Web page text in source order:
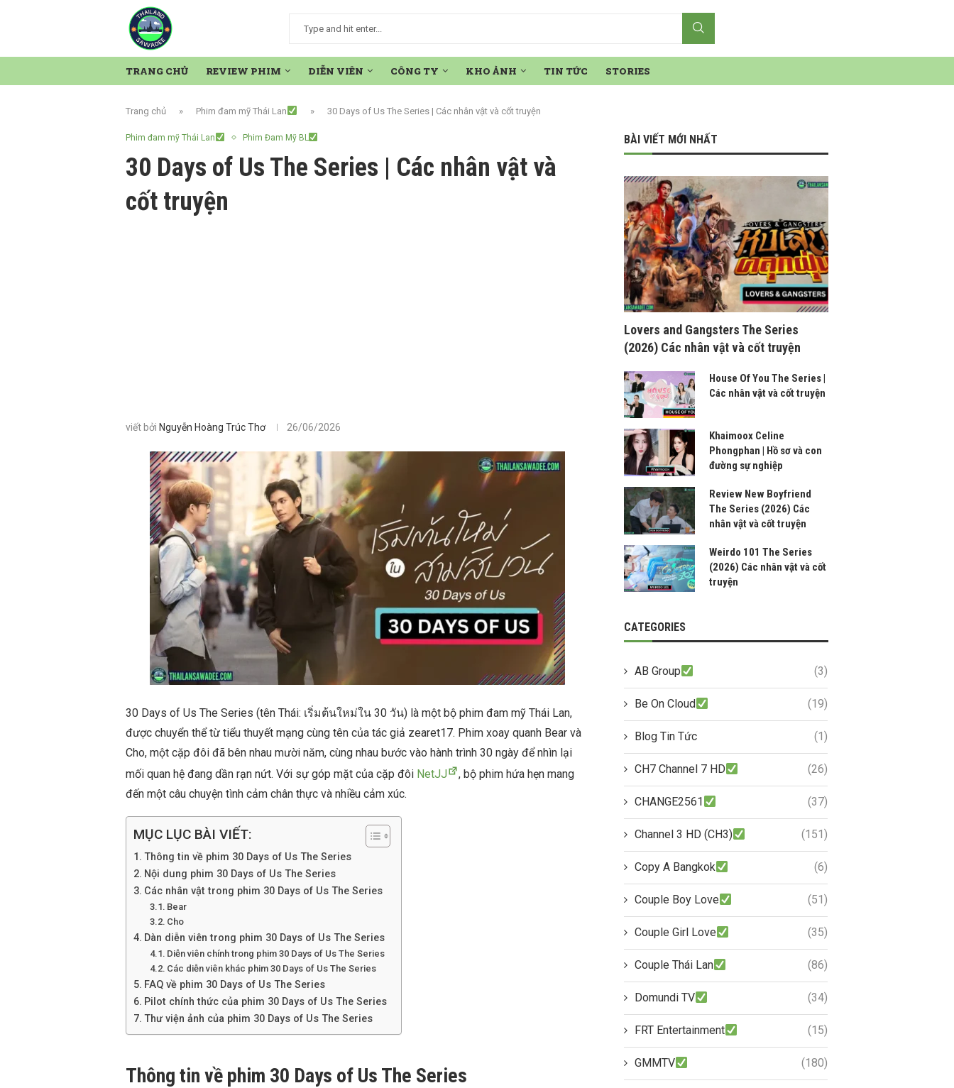
TRANG CHỦ REVIEW PHIM DIỄN VIÊN CÔNG TY KHO ẢNH TIN TỨC STORIES
Trang chủ » Phim đam mỹ Thái Lan » 30 Days of Us The Series | Các nhân vật và cốt truyện
Phim đam mỹ Thái Lan Phim Đam Mỹ BL
30 Days of Us The Series | Các nhân vật và
cốt truyện
viết bởi Nguyễn Hoàng Trúc Thơ 26/06/2026
30 Days of Us The Series (tên Thái: เริ่มต้นใหม่ใน 30 วัน) là một bộ phim đam mỹ Thái Lan,
được chuyển thể từ tiểu thuyết mạng cùng tên của tác giả zearet17. Phim xoay quanh Bear và
Cho, một cặp đôi đã bên nhau mười năm, cùng nhau bước vào hành trình 30 ngày để nhìn lại
mối quan hệ đang dần rạn nứt. Với sự góp mặt của cặp đôi NetJJ
, bộ phim hứa hẹn mang
đến một câu chuyện tình cảm chân thực và nhiều cảm xúc.
MỤC LỤC BÀI VIẾT:
Thông tin về phim 30 Days of Us The Series
Nội dung phim 30 Days of Us The Series
Các nhân vật trong phim 30 Days of Us The Series
Bear
Cho
Dàn diễn viên trong phim 30 Days of Us The Series
Diễn viên chính trong phim 30 Days of Us The Series
Các diễn viên khác phim 30 Days of Us The Series
FAQ về phim 30 Days of Us The Series
Pilot chính thức của phim 30 Days of Us The Series
Thư viện ảnh của phim 30 Days of Us The Series
Thông tin về phim 30 Days of Us The Series
BÀI VIẾT MỚI NHẤT
Lovers and Gangsters The Series
(2026) Các nhân vật và cốt truyện
House Of You The Series |
Các nhân vật và cốt truyện
Khaimoox Celine
Phongphan | Hồ sơ và con
đường sự nghiệp
Review New Boyfriend
The Series (2026) Các
nhân vật và cốt truyện
Weirdo 101 The Series
(2026) Các nhân vật và cốt
truyện
CATEGORIES
AB Group (3)
Be On Cloud (19)
Blog Tin Tức (1)
CH7 Channel 7 HD (26)
CHANGE2561 (37)
Channel 3 HD (CH3) (151)
Copy A Bangkok (6)
Couple Boy Love (51)
Couple Girl Love (35)
Couple Thái Lan (86)
Domundi TV (34)
FRT Entertainment (15)
GMMTV (180)